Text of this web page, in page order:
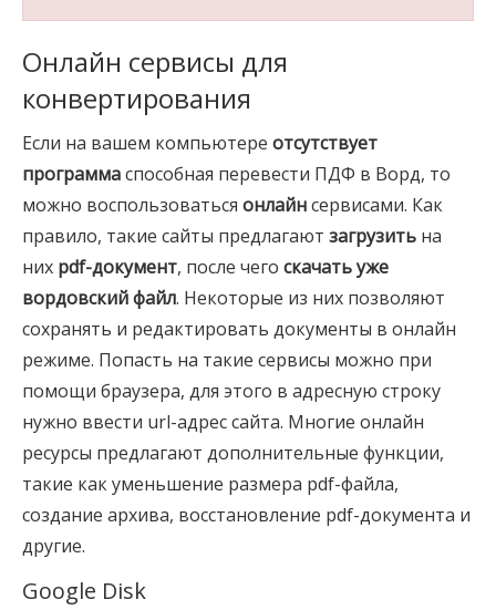
Онлайн сервисы для
конвертирования
Если на вашем компьютере отсутствует
программаспособная перевести ПДФ в Ворд, то
можно воспользоваться онлайнсервисами. Как
правило, такие сайты предлагают загрузить на
них pdf-документ, после чего скачать уже
вордовский файл. Некоторые из них позволяют
сохранять и редактировать документы в онлайн
режиме. Попасть на такие сервисы можно при
помощи браузера, для этого в адресную строку
нужно ввести url-адрес сайта. Многие онлайн
ресурсы предлагают дополнительные функции,
такие как уменьшение размера pdf-файла,
создание архива, восстановление pdf-документа и
другие.
Google Disk